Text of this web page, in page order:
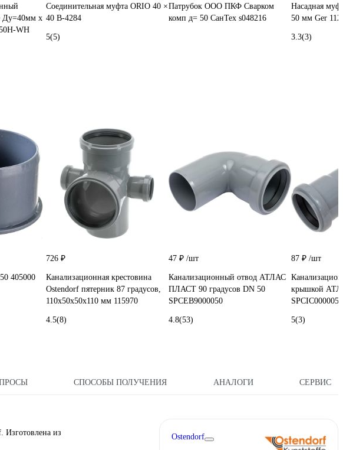
Ду=40мм х
WH
Соединительная муфта ORIO 40 ×
40 В-4284
5(5)
Патрубок ООО ПКФ Сварком
комп д= 50 СанТех s048216
Насадная
50 мм Ger
3.3(3)
405000
726 ₽
Канализационная крестовина
Ostendorf пятерник 87 градусов,
110х50х50х110 мм 115970
4.5(8)
47 ₽ /шт
Канализационный отвод АТЛАС
ПЛАСТ 90 градусов DN 50
SPCEB9000050
4.8(53)
87 ₽ /шт
крышкой
SPCIC0000050
5(3)
СПОСОБЫ ПОЛУЧЕНИЯ АНАЛОГИ СЕРВИС
Изготовлена из
Ostendorf